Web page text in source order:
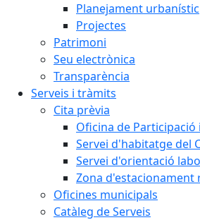
Planejament urbanístic
Projectes
Patrimoni
Seu electrònica
Transparència
Serveis i tràmits
Cita prèvia
Oficina de
Servei d'habitatge del
Servei d'orientació
Zona d'estacionament
Oficines municipals
Catàleg de Serveis